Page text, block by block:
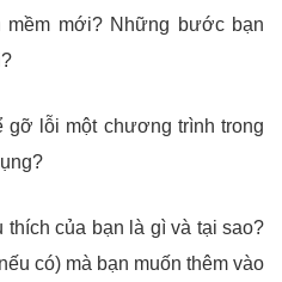
mềm mới? Những bước bạn
gỡ lỗi một chương trình trong
thích của bạn là gì và tại sao?
có) mà bạn muốn thêm vào